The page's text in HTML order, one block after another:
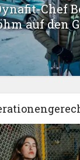
Chef
auf den